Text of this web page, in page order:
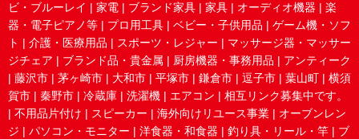
ビ・ブルーレイ | 家電 | ブランド家具 | 家具 | オーディオ機器 | 楽
器・電子ピアノ等 | プロ用工具 | ベビー・子供用品 | ゲーム機・ソフ
ト | 介護・医療用品 | スポーツ・レジャー | マッサージ器・マッサー
ジチェア | ブランド品・貴金属 | 厨房機器・事務用品 | アンティーク
| 藤沢市 | 茅ヶ崎市 | 大和市 | 平塚市 | 鎌倉市 | 逗子市 | 葉山町 | 横須
賀市 | 秦野市 | 冷蔵庫 | 洗濯機 | エアコン | 相互リンク募集中です。
| 不用品片付け | スピーカー | 海外向けリユース事業 | オーブンレン
ジ | パソコン・モニター | 洋食器・和食器 | 釣り具・リール・竿 | ブ